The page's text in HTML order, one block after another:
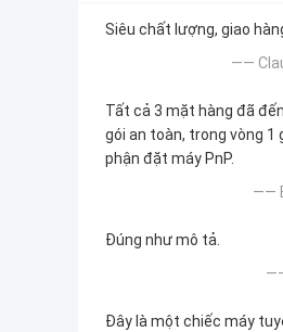
Siêu chất lượng, giao
——
Tất cả 3 mặt hàng đã
gói an toàn, trong vòng 1
phận đặt máy PnP.
——
Đúng như mô tả.
Đây là một chiếc máy